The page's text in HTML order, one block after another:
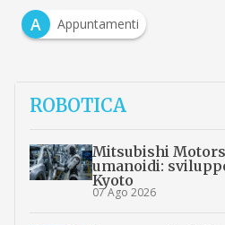
A
Appuntamenti
ROBOTICA
Mitsubishi
umanoidi:
Kyoto
07 Ago 2026